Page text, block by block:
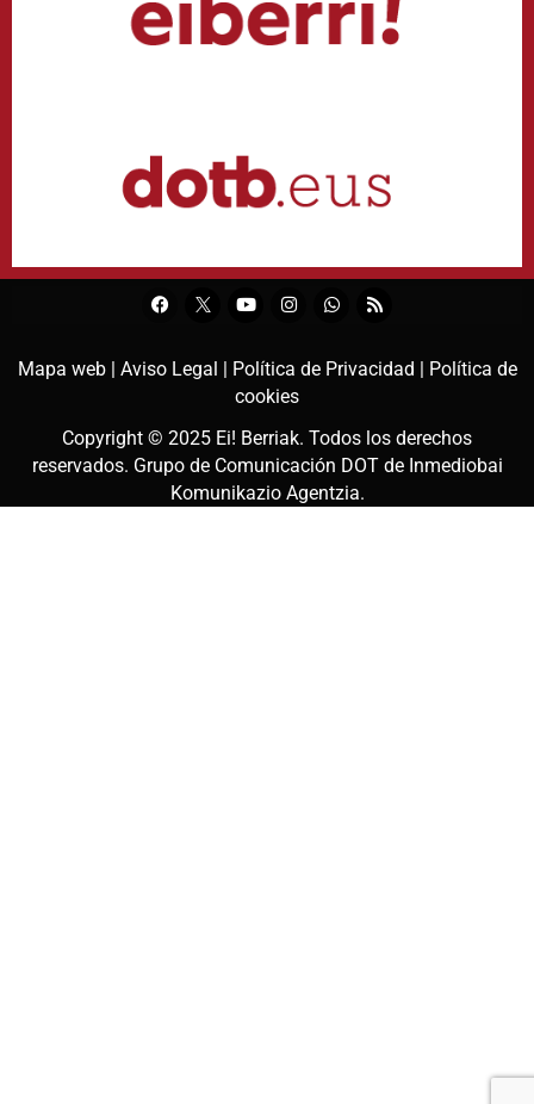
Mapa web | Aviso Legal | Política de Privacidad | Política de
cookies
Copyright © 2025 Ei! Berriak. Todos los derechos
reservados. Grupo de Comunicación DOT de Inmediobai
Komunikazio Agentzia.